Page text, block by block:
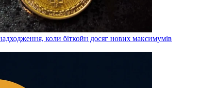
коли біткойн досяг нових максимумів